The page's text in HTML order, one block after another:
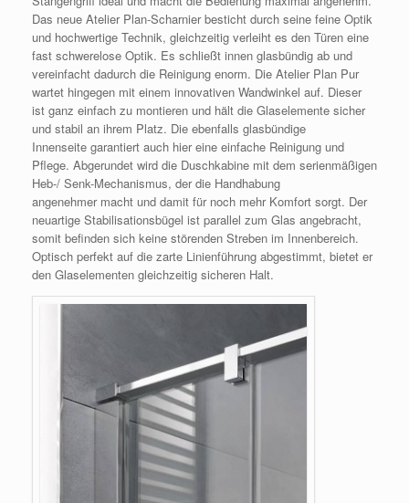
Das neue Atelier Plan-Scharnier besticht durch seine feine Optik
und hochwertige Technik, gleichzeitig verleiht es den Türen eine
fast schwerelose Optik. Es schließt innen glasbündig ab und
vereinfacht dadurch die Reinigung enorm. Die Atelier Plan Pur
wartet hingegen mit einem innovativen Wandwinkel auf. Dieser
ist ganz einfach zu montieren und hält die Glaselemente sicher
und stabil an ihrem Platz. Die ebenfalls glasbündige
Innenseite garantiert auch hier eine einfache Reinigung und
Pflege. Abgerundet wird die Duschkabine mit dem serienmäßigen
Heb-/ Senk-Mechanismus, der die Handhabung
angenehmer macht und damit für noch mehr Komfort sorgt. Der
neuartige Stabilisationsbügel ist parallel zum Glas angebracht,
somit befinden sich keine störenden Streben im Innenbereich.
Optisch perfekt auf die zarte Linienführung abgestimmt, bietet er
den Glaselementen gleichzeitig sicheren Halt.